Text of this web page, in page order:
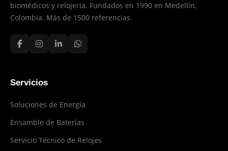
biomédicos y relojería. Fundados en 1990 en Medellín,
Colombia. Más de 1500 referencias.
Servicios
Soluciones de Energía
Ensamble de Baterías
Servicio Técnico de Relojes